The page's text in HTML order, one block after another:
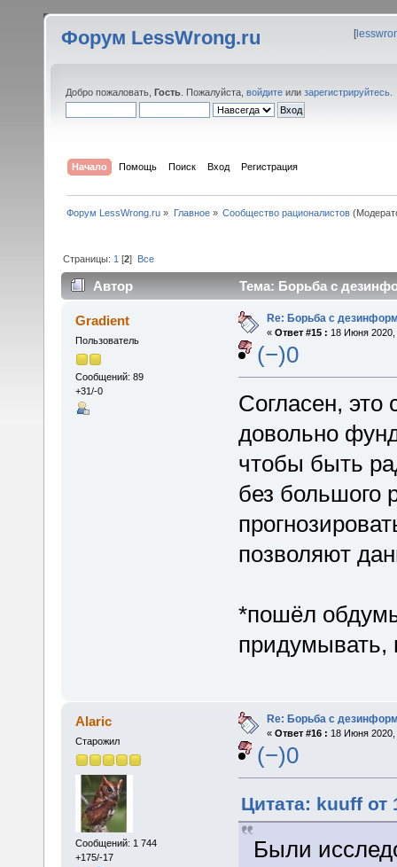
Форум LessWrong.ru [
Добро пожаловать, Гость . Пожалуйста, войдите или зарегистрируйтесь
Начало Помощь Поиск Вход Регистрация
Форум LessWrong.ru » Главное» Сообщество рационалистов
Страницы: 1 [2] Все
Автор Тема: Борьба с
Gradient
Пользователь
Сообщений: 89
+31/-0
Re: Борьба с
« Ответ #15 : 18 Июня 2020,
(−)0
Согласен, это
довольно
чтобы быть
без большого
позволяют
*пошёл
придумывать,
Alaric
Старожил
Сообщений: 1 744
+175/-17
Re: Борьба с
« Ответ #16 : 18 Июня 2020,
(−)0
Цитата: kuuff от
Были